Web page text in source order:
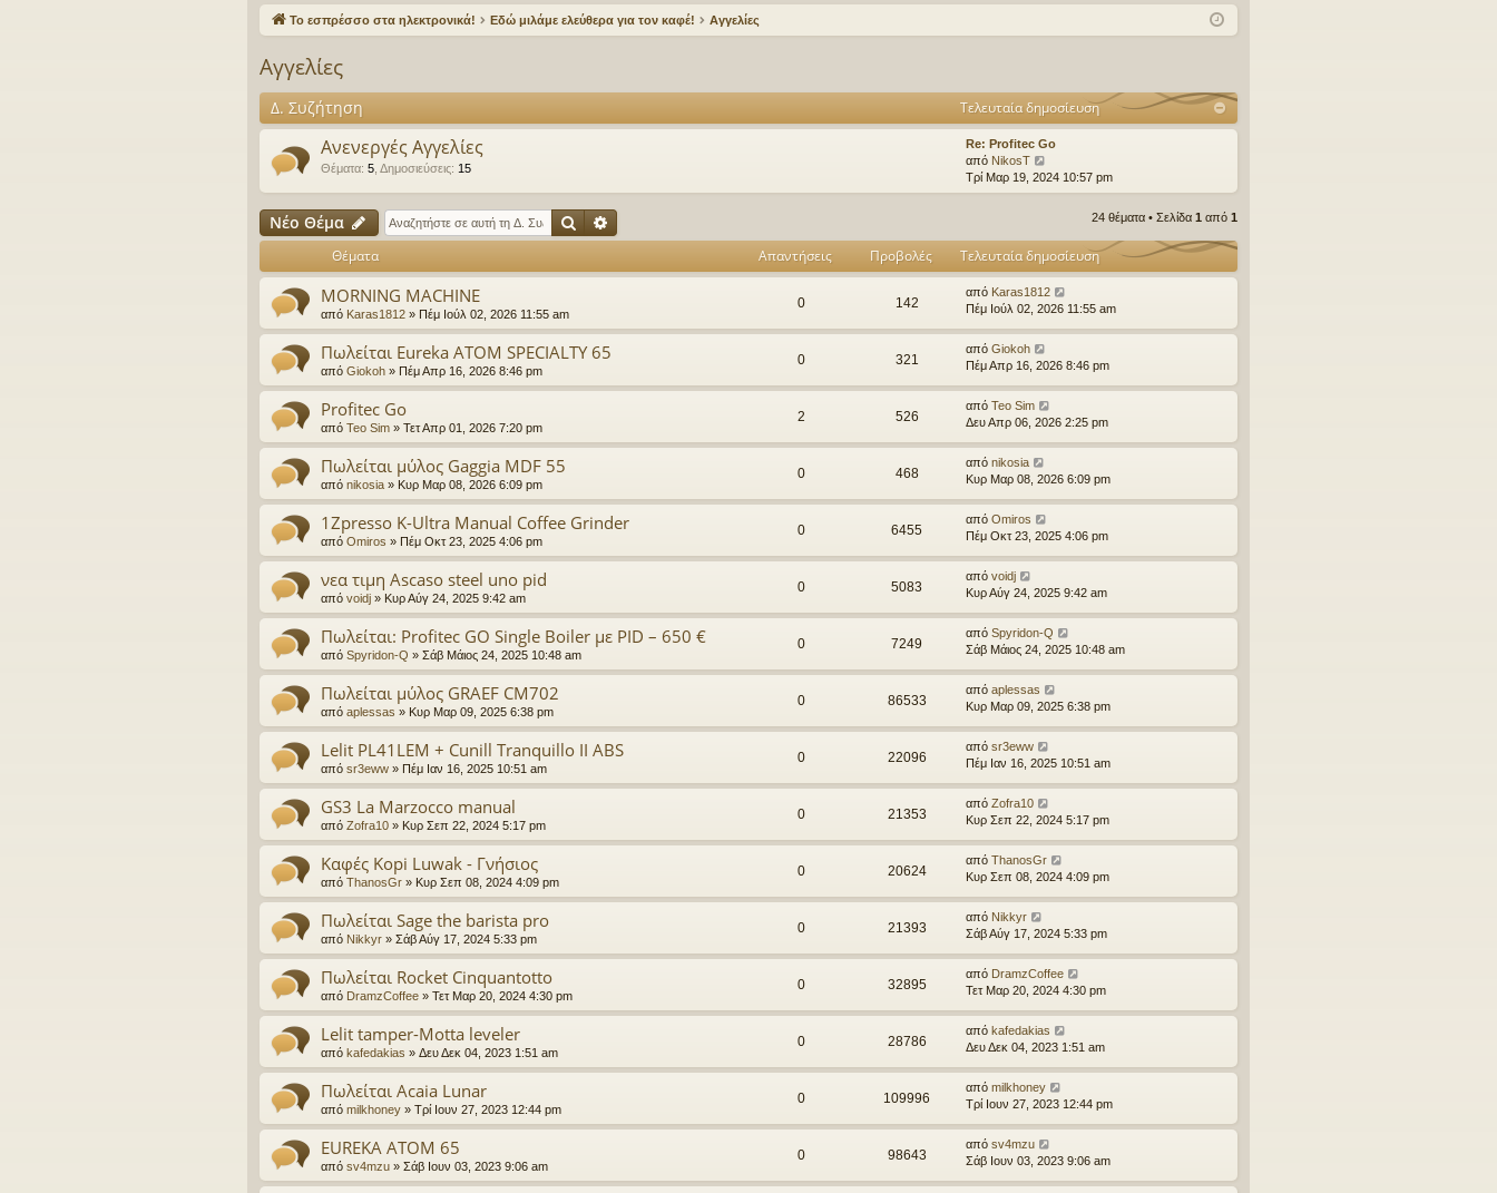
γο
ς
συ
νδ
έσ
εις
χν
ωτ
δε ρα
Το εσπρέσσο στα ηλεκτρονικά! Εδώ μιλάμε ελεύθερα για τον καφέ! Αγγελίες
Αγγελίες
Δ. Συζήτηση Τελευταία δημοσίευση
Ανενεργές Αγγελίες
Θέματα: 5 Δημοσιεύσεις: 15
Re: Profitec Go
από NikosT
ρ
ο
λ
ή
τ
η
ς
τ
λ
υ
τ
α
ί
ς
ο
σ
ε
υ
σ
η
Τρί Μαρ 19, 2024 10:57 pm
Νέο Θέμα Αναζήτηση 24 θέματα • Σελίδα 1 από 1
Θέματα Απαντήσεις Προβολές Τελευταία δημοσίευση
MORNING MACHINE
από Karas1812 » Πέμ Ιούλ 02, 2026 11:55 am
0 142
από Karas1812
Πέμ Ιούλ 02, 2026 11:55 am
Πωλείται Eureka ATOM SPECIALTY 65
από Giokoh » Πέμ Απρ 16, 2026 8:46 pm
0 321
από Giokoh
Πέμ Απρ 16, 2026 8:46 pm
Profitec Go
από Teo Sim » Τετ Απρ 01, 2026 7:20 pm
2 526
από Teo Sim
Δευ Απρ 06, 2026 2:25 pm
Πωλείται μύλος Gaggia MDF 55
από nikosia » Κυρ Μαρ 08, 2026 6:09 pm
0 468
από nikosia
Κυρ Μαρ 08, 2026 6:09 pm
1Zpresso K-Ultra Manual Coffee Grinder
από Omiros » Πέμ Οκτ 23, 2025 4:06 pm
0 6455
από Omiros
Πέμ Οκτ 23, 2025 4:06 pm
νεα τιμη Ascaso steel uno pid
από voidj » Κυρ Αύγ 24, 2025 9:42 am
0 5083
από voidj
Κυρ Αύγ 24, 2025 9:42 am
Πωλείται: Profitec GO Single Boiler με PID – 650 €
από Spyridon-Q » Σάβ Μάιος 24, 2025 10:48 am
0 7249
από Spyridon-Q
Σάβ Μάιος 24, 2025 10:48 am
Πωλείται μύλος GRAEF CM702
από aplessas » Κυρ Μαρ 09, 2025 6:38 pm
0 86533
από aplessas
Κυρ Μαρ 09, 2025 6:38 pm
Lelit PL41LEM + Cunill Tranquillo II ABS
από sr3eww » Πέμ Ιαν 16, 2025 10:51 am
0 22096
από sr3eww
Πέμ Ιαν 16, 2025 10:51 am
GS3 La Marzocco manual
από Zofra10 » Κυρ Σεπ 22, 2024 5:17 pm
0 21353
από Zofra10
Κυρ Σεπ 22, 2024 5:17 pm
Καφές Kopi Luwak - Γνήσιος
από ThanosGr » Κυρ Σεπ 08, 2024 4:09 pm
0 20624
από ThanosGr
Κυρ Σεπ 08, 2024 4:09 pm
Πωλείται Sage the barista pro
από Nikkyr » Σάβ Αύγ 17, 2024 5:33 pm
0 21393
από Nikkyr
Σάβ Αύγ 17, 2024 5:33 pm
Πωλείται Rocket Cinquantotto
από DramzCoffee » Τετ Μαρ 20, 2024 4:30 pm
0 32895
από DramzCoffee
Τετ Μαρ 20, 2024 4:30 pm
Lelit tamper-Motta leveler
από kafedakias » Δευ Δεκ 04, 2023 1:51 am
0 28786
από kafedakias
Δευ Δεκ 04, 2023 1:51 am
Πωλείται Acaia Lunar
από milkhoney » Τρί Ιουν 27, 2023 12:44 pm
0 109996
από milkhoney
Τρί Ιουν 27, 2023 12:44 pm
EUREKA ATOM 65
από sv4mzu » Σάβ Ιουν 03, 2023 9:06 am
0 98643
από sv4mzu
Σάβ Ιουν 03, 2023 9:06 am